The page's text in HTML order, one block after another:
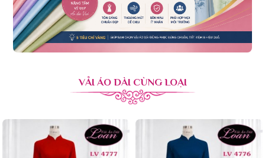
VẢI ÁO DÀI CÙNG LOẠI